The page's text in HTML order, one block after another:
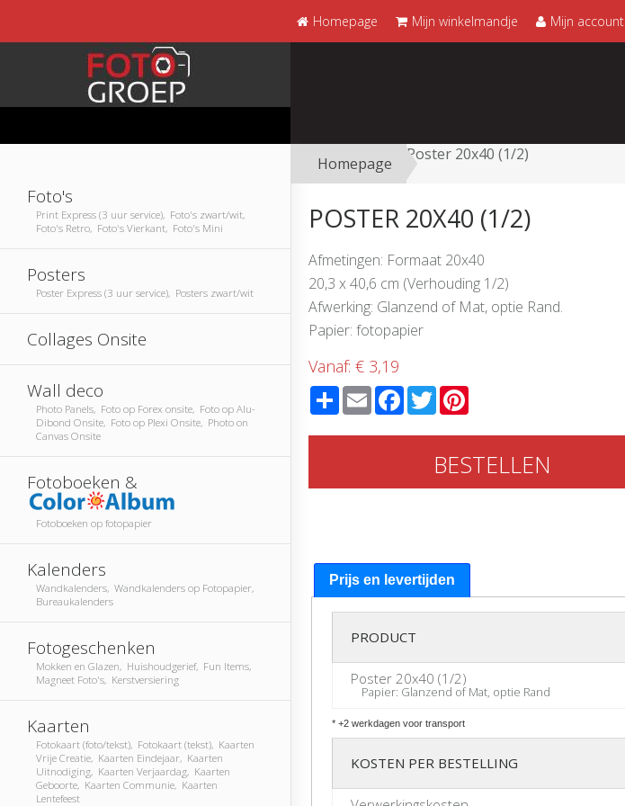
Homepage Mijn winkelmandje Mijn account
Foto's
Print Express (3 uur service), Foto's zwart/wit,
Foto's Retro, Foto's Vierkant, Foto's Mini
Posters
Poster Express (3 uur service), Posters zwart/wit
Collages Onsite
Wall deco
Photo Panels, Foto op Forex onsite, Foto op Alu-
Dibond Onsite, Foto op Plexi Onsite, Photo on
Canvas Onsite
Fotoboeken &
Fotoboeken op fotopapier
Kalenders
Wandkalenders, Wandkalenders op Fotopapier,
Bureaukalenders
Fotogeschenken
Mokken en Glazen, Huishoudgerief, Fun Items,
Magneet Foto's, Kerstversiering
Kaarten
Fotokaart (foto/tekst), Fotokaart (tekst), Kaarten
Vrije Creatie, Kaarten Eindejaar, Kaarten
Uitnodiging, Kaarten Verjaardag, Kaarten
Geboorte, Kaarten Communie, Kaarten
Lentefeest
Homepage
Poster 20x40 (1/2)
POSTER 20X40 (1/2)
Afmetingen: Formaat 20x40
20,3 x 40,6 cm (Verhouding 1/2)
Afwerking: Glanzend of Mat, optie Rand.
Papier: fotopapier
Vanaf: € 3,19
ShareEmailFacebook
TwitterPinterest
BESTELLEN
Prijs en levertijden
PRODUCT
Poster 20x40 (1/2)
Papier: Glanzend of Mat, optie Rand
* +2 werkdagen voor transport
KOSTEN PER BESTELLING